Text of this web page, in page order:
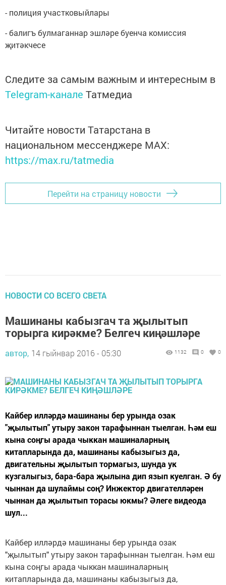
- полиция участковыйлары
- балигъ булмаганнар эшләре буенча комиссия
җитәкчесе
Следите за самым важным и интересным в
Telegram-канале Татмедиа
Читайте новости Татарстана в
национальном мессенджере MАХ:
https://max.ru/tatmedia
Перейти на страницу новости
НОВОСТИ СО ВСЕГО СВЕТА
Машинаны кабызгач та җылытып
торырга кирәкме? Белгеч киңәшләре
автор, 14 гыйнвар 2016 - 05:30 1132 0 0
Кайбер илләрдә машинаны бер урында озак
"җылытып" утыру закон тарафыннан тыелган. Һәм еш
кына соңгы арада чыккан машиналарның
китапларында да, машинаны кабызыгыз да,
двигательны җылытып тормагыз, шунда ук
кузгалыгыз, бара-бара җылына дип язып куелган. Ә бу
чыннан да шулаймы соң? Инжектор двигателләрен
чыннан да җылытып торасы юкмы? Әлеге видеода
шул...
Кайбер илләрдә машинаны бер урында озак
"җылытып" утыру закон тарафыннан тыелган. Һәм еш
кына соңгы арада чыккан машиналарның
китапларында да, машинаны кабызыгыз да,